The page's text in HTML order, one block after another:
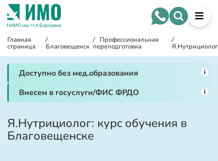
Главная
страница
/
Благовещенск
/ Профессиональная
переподготовка
/
Я.Нутрициолог
Доступно без мед.образования i
Внесем в госуслуги/ФИС ФРДО i
Я.Нутрициолог: курс обучения в
Благовещенске